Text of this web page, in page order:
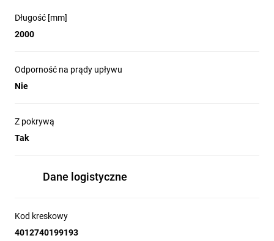
Długość [mm]
2000
Odporność na prądy upływu
Nie
Z pokrywą
Tak
Dane logistyczne
Kod kreskowy
4012740199193